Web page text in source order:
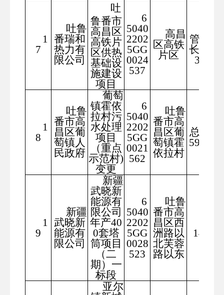
1
7
吐鲁
番瑞和
热力有
限公司
吐
鲁番市
高昌区
高铁片
区供热
基础设
施建设
项目
6
5040
2202
5GG
0024
537
高昌
区高铁
片区
管网总
长度73
30米
1
8
吐鲁
番市高
昌区葡
萄镇人
民政府
葡萄
镇霍依
拉村污
水处理
项目
（重点
示范村)
变更
6
5040
2202
5GG
0021
562
吐鲁
番市高
昌区葡
萄镇霍
依拉村
总长度
5960米
1
9
新疆
武晓新
能源有
限公司
新疆
武晓新
能源有
限公司
年产40
0套塔
筒项目
（二
期）一
标段
6
5040
2202
5GG
0028
523
吐鲁
番市高
昌区西
洲路以
北芙蓉
路以东
14.44
亚尔